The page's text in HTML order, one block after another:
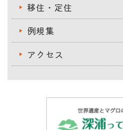
移住・定住
例規集
アクセス